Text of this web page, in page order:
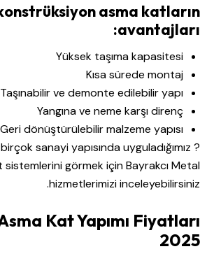
asma katların
avantajları:
Yüksek taşıma kapasitesi
Kısa sürede montaj
Taşınabilir ve demonte edilebilir yapı
Yangına ve neme karşı direnç
Geri dönüştürülebilir malzeme yapısı
birçok sanayi yapısında uyguladığımız
sistemlerini görmek için Bayrakcı Metal
hizmetlerimiziinceleyebilirsiniz.
Kat Yapımı Fiyatları
2025